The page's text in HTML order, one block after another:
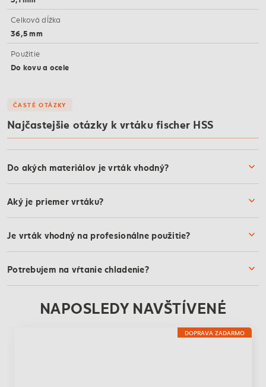
Celková dĺžka
36,5 mm
Použitie
Do kovu a ocele
ČASTÉ OTÁZKY
Najčastejšie otázky k vrtáku fischer HSS
Do akých materiálov je vrták vhodný?
Aký je priemer vrtáku?
Je vrták vhodný na profesionálne použitie?
Potrebujem na vŕtanie chladenie?
NAPOSLEDY NAVŠTÍVENÉ
DOPRAVA ZADARMO